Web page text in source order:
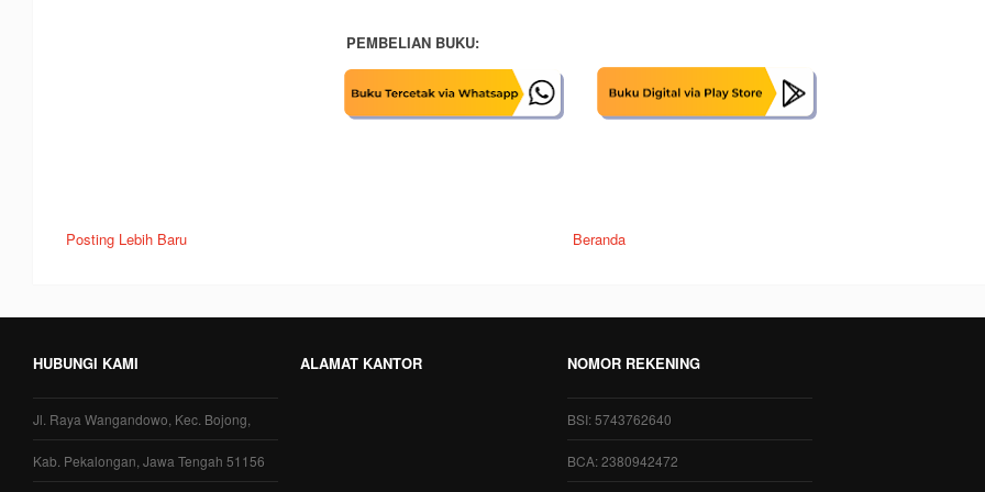
PEMBELIAN BUKU:
Posting Lebih Baru Beranda
HUBUNGI KAMI
Jl. Raya Wangandowo, Kec. Bojong,
Kab. Pekalongan, Jawa Tengah 51156
ALAMAT KANTOR NOMOR REKENING
BSI: 5743762640
BCA: 2380942472